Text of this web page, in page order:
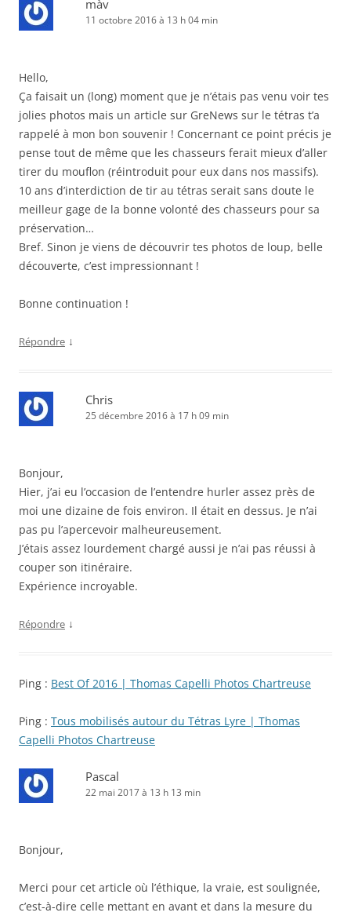
màv
11 octobre 2016 à 13 h 04 min
Hello,
Ça faisait un (long) moment que je n’étais pas venu voir tes
jolies photos mais un article sur GreNews sur le tétras t’a
rappelé à mon bon souvenir ! Concernant ce point précis je
pense tout de même que les chasseurs ferait mieux d’aller
tirer du mouflon (réintroduit pour eux dans nos massifs).
10 ans d’interdiction de tir au tétras serait sans doute le
meilleur gage de la bonne volonté des chasseurs pour sa
préservation…
Bref. Sinon je viens de découvrir tes photos de loup, belle
découverte, c’est impressionnant !
Bonne continuation !
Répondre ↓
Chris
25 décembre 2016 à 17 h 09 min
Bonjour,
Hier, j’ai eu l’occasion de l’entendre hurler assez près de
moi une dizaine de fois environ. Il était en dessus. Je n’ai
pas pu l’apercevoir malheureusement.
J’étais assez lourdement chargé aussi je n’ai pas réussi à
couper son itinéraire.
Expérience incroyable.
Répondre ↓
Ping : Best Of 2016 | Thomas Capelli Photos Chartreuse
Ping : Tous mobilisés autour du Tétras Lyre | Thomas
Capelli Photos Chartreuse
Pascal
22 mai 2017 à 13 h 13 min
Bonjour,
Merci pour cet article où l’éthique, la vraie, est soulignée,
c’est-à-dire celle mettant en avant et dans la mesure du